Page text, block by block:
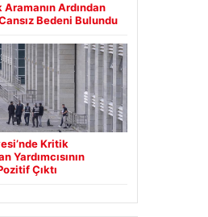
Aramanın Ardından
Bedeni Bulundu
Kritik
Yardımcısının
Çıktı